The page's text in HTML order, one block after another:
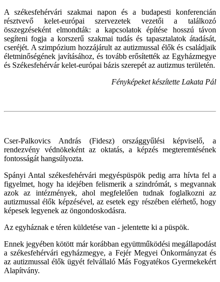
A székesfehérvári szakmai napon és a budapesti konferencián
résztvevő kelet-európai szervezetek vezetői a találkozó
összegzéseként elmondták: a kapcsolatok építése hosszú távon
segíteni fogja a korszerű szakmai tudás és tapasztalatok átadását,
cseréjét. A szimpózium hozzájárult az autizmussal élők és családjaik
életminőségének javításához, és tovább erősítették az Egyházmegye
és Székesfehérvár kelet-európai bázis szerepét az autizmus területén.
Fényképeket készítette Lakata Pál
Cser-Palkovics András (Fidesz) országgyűlési képviselő, a
rendezvény védnökeként az oktatás, a képzés megteremtésének
fontosságát hangsúlyozta.
Spányi Antal székesfehérvári megyéspüspök pedig arra hívta fel a
figyelmet, hogy ha idejében felismerik a szindrómát, s megvannak
azok az intézmények, ahol megfelelően tudnak foglalkozni az
autizmussal élők képzésével, az esetek egy részében elérhető, hogy
képesek legyenek az öngondoskodásra.
Az egyháznak e téren küldetése van - jelentette ki a püspök.
Ennek jegyében kötött már korábban együttműködési megállapodást
a székesfehérvári egyházmegye, a Fejér Megyei Önkormányzat és
az autizmussal élők ügyét felvállaló Más Fogyatékos Gyermekekért
Alapítvány.